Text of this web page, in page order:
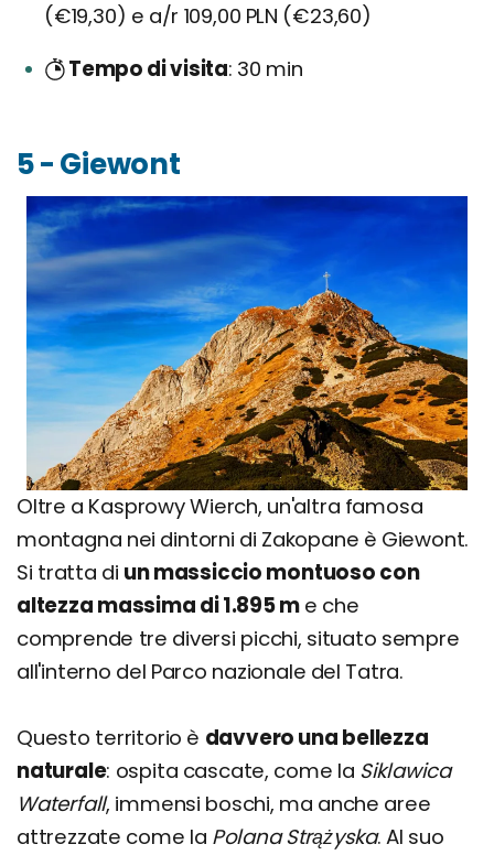
(€19,30) e a/r 109,00 PLN (€23,60)
Tempo di visita 30 min
5 - Giewont
Oltre a Kasprowy Wierch, un'altra famosa
montagna nei dintorni di Zakopane è Giewont.
Si tratta di un massiccio montuoso con
altezza massima di 1.895 me che
comprende tre diversi picchi, situato sempre
all'interno del Parco nazionale del Tatra.
Questo territorio è davvero una bellezza
naturale: ospita cascate, come la Siklawica
Waterfall, immensi boschi, ma anche aree
attrezzate come la Polana Strążyska. Al suo